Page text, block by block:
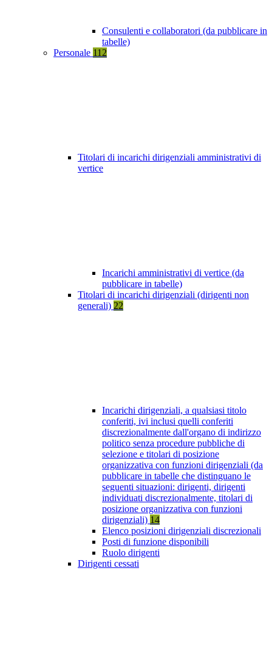
Consulenti e collaboratori (da pubblicare in
tabelle)
Personale 112
Titolari di incarichi dirigenziali amministrativi di
vertice
Incarichi amministrativi di vertice (da
pubblicare in tabelle)
Titolari di incarichi dirigenziali (dirigenti non
generali) 22
Incarichi dirigenziali, a qualsiasi titolo
conferiti, ivi inclusi quelli conferiti
discrezionalmente dall'organo di indirizzo
politico senza procedure pubbliche di
selezione e titolari di posizione
organizzativa con funzioni dirigenziali (da
pubblicare in tabelle che distinguano le
seguenti situazioni: dirigenti, dirigenti
individuati discrezionalmente, titolari di
posizione organizzativa con funzioni
dirigenziali) 14
Elenco posizioni dirigenziali discrezionali
Posti di funzione disponibili
Ruolo dirigenti
Dirigenti cessati